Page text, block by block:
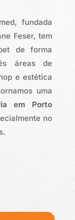
fundada
Feser, tem
de forma
áreas de
e estética
uma
em Porto
no